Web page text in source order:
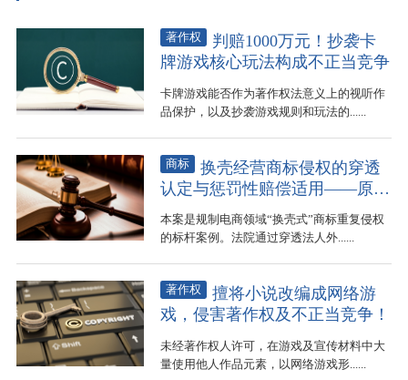
著作权
判赔1000万元！抄袭卡
牌游戏核心玩法构成不正当竞争
卡牌游戏能否作为著作权法意义上的视听作
品保护，以及抄袭游戏规则和玩法的......
商标
换壳经营商标侵权的穿透
认定与惩罚性赔偿适用——原告
小米公司诉被告中山驰某公司、
陈某淘侵害商标权纠纷案
本案是规制电商领域“换壳式”商标重复侵权
的标杆案例。法院通过穿透法人外......
著作权
擅将小说改编成网络游
戏，侵害著作权及不正当竞争！
未经著作权人许可，在游戏及宣传材料中大
量使用他人作品元素，以网络游戏形......